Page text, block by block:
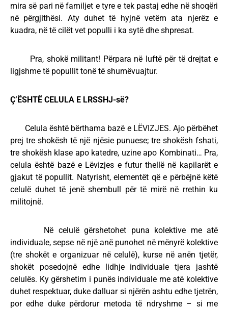
mira së pari në familjet e tyre e tek pastaj edhe në shoqëri
në përgjithësi. Aty duhet të hyjnë vetëm ata njerëz e
kuadra, në të cilët vet populli i ka sytë dhe shpresat.
Pra, shokë militant! Përpara në luftë për të drejtat e
ligjshme të popullit tonë të shumëvuajtur.
Ç’ËSHTË CELULA E LRSSHJ-së?
Celula është bërthama bazë e LËVIZJES. Ajo përbëhet
prej tre shokësh të një njësie punuese; tre shokësh fshati,
tre shokësh klase apo katedre, uzine apo Kombinati… Pra,
celula është bazë e Lëvizjes e futur thellë në kapilarët e
gjakut të popullit. Natyrisht, elementët që e përbëjnë këtë
celulë duhet të jenë shembull për të mirë në rrethin ku
militojnë.
Në celulë gërshetohet puna kolektive me atë
individuale, sepse në një anë punohet në mënyrë kolektive
(tre shokët e organizuar në celulë), kurse në anën tjetër,
shokët posedojnë edhe lidhje individuale tjera jashtë
celulës. Ky gërshetim i punës individuale me atë kolektive
duhet respektuar, duke dalluar si njërën ashtu edhe tjetrën,
por edhe duke përdorur metoda të ndryshme – si me